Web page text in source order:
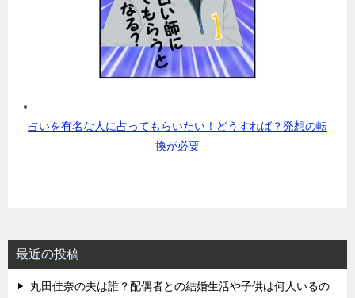
占いを有名な人に占ってもらいたい！どうすれば？発想の転
換が必要
最近の投稿
丸田佳奈の夫は誰？配偶者との結婚生活や子供は何人いるの